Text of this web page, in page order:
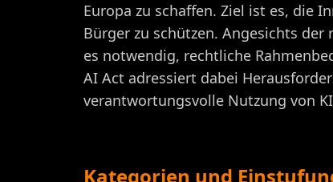
Europa zu schaffen. Ziel ist es, die
Bürger zu schützen. Angesichts
es notwendig, rechtliche
AI Act adressiert dabei
verantwortungsvolle Nutzung von
Kategorien und